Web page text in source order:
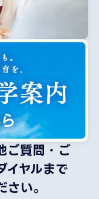
ご質問・ご
イヤルまで
い。